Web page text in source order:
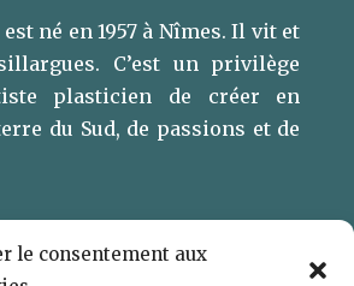
le consentement aux
est né en 1957 à Nîmes. Il vit et
​C’est un privilège
plasticien de créer en
du Sud, de passions et de